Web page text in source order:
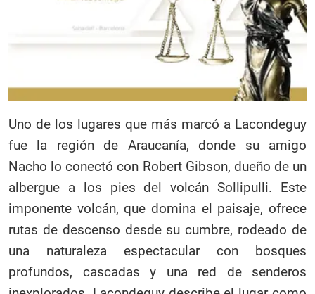
Uno de los lugares que más marcó a Lacondeguy
fue la región de Araucanía, donde su amigo
Nacho lo conectó con Robert Gibson, dueño de un
albergue a los pies del volcán Sollipulli. Este
imponente volcán, que domina el paisaje, ofrece
rutas de descenso desde su cumbre, rodeado de
una naturaleza espectacular con bosques
profundos, cascadas y una red de senderos